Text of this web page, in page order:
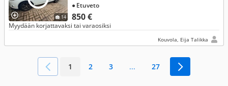
14 850 €
● Etuveto
Myydään korjattavaksi tai varaosiksi
Kouvola, Eija Talikka
1 2 3 ... 27